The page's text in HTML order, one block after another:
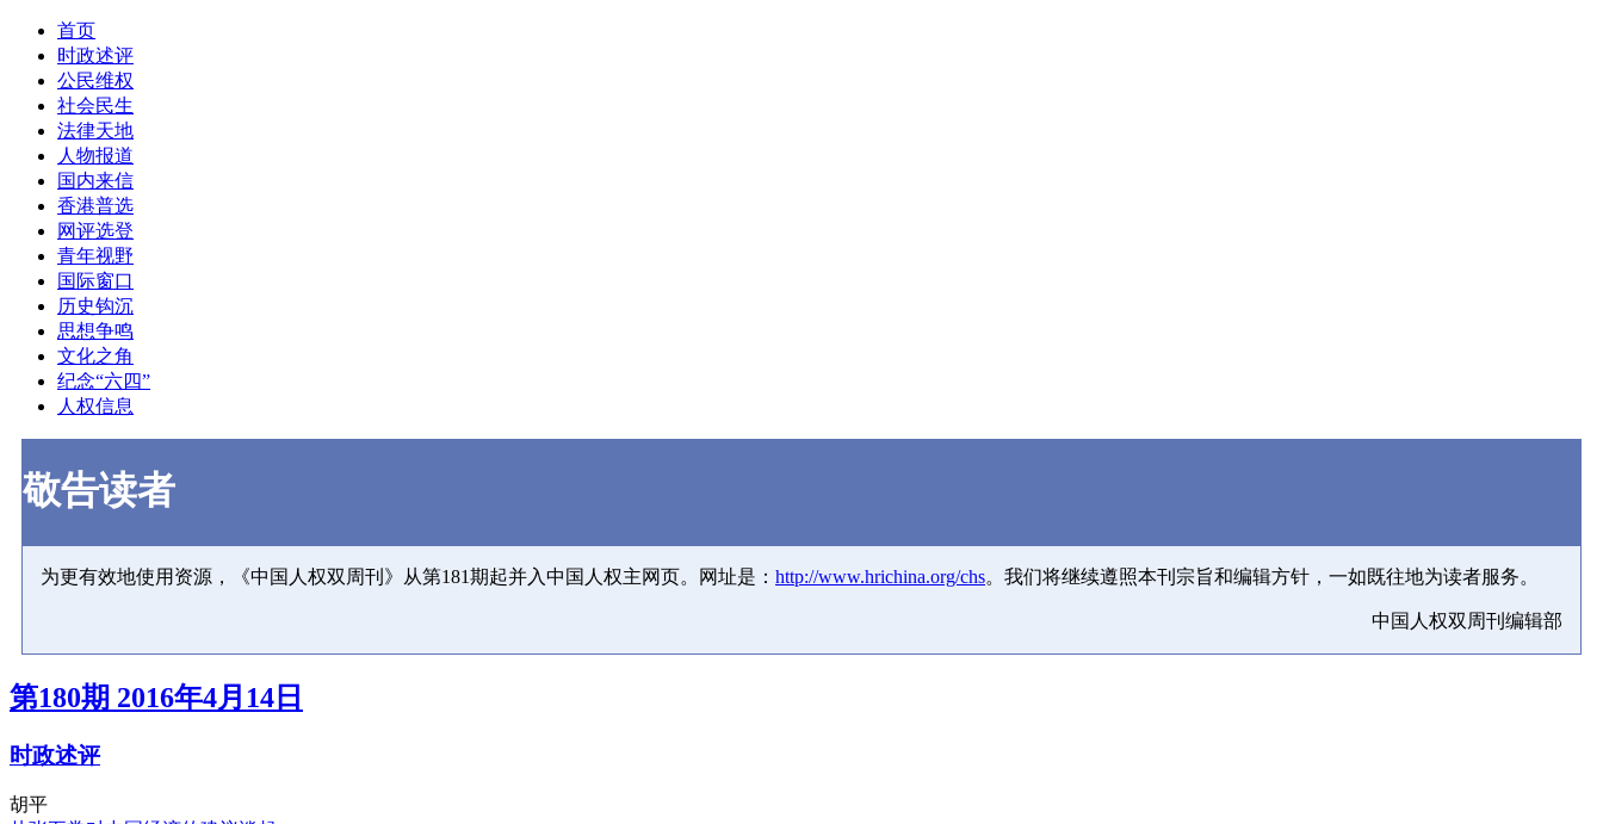
首页
时政述评
公民维权
社会民生
法律天地
人物报道
国内来信
香港普选
网评选登
青年视野
国际窗口
历史钩沉
思想争鸣
文化之角
纪念“六四”
人权信息
敬告读者
为更有效地使用资源，《中国人权双周刊》从第181期起并入中国人权主网页。网址是： http://www.hrichina.org/chs。我们将继续遵照本刊宗旨和编辑方针，一如既往地为读者服务。
中国人权双周刊编辑部
第180期 2016年4月14日
时政述评
胡平